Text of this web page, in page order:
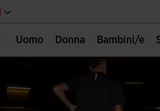
Uomo Donna Bambini/e